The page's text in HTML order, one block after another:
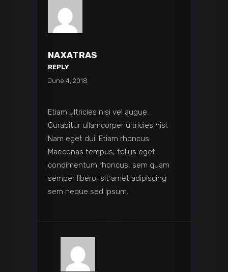
NAXATRAS
REPLY
June 4, 2018
Etiam ultricies nisi vel augue.
Curabitur ullamcorper ultricies nisi.
Nam eget dui. Etiam rhoncus.
Maecenas tempus, tellus eget
condimentum rhoncus, sem quam
semper libero, sit amet adipiscing
sem neque sed ipsum.